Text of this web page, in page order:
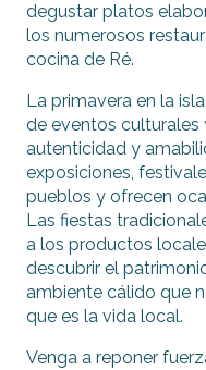
degustar platos
los numerosos
cocina de Ré.
La primavera en la
de eventos culturales
autenticidad y
exposiciones,
pueblos y ofrecen
Las fiestas
a los productos
descubrir el
ambiente cálido que
que es la vida local.
Venga a reponer